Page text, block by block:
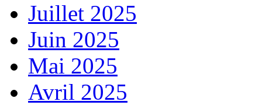
Juillet 2025
Juin 2025
Mai 2025
Avril 2025